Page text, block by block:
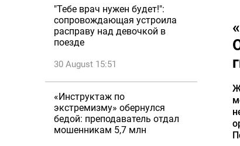
"Тебе врач нужен будет!":
сопровождающая устроила
расправу над девочкой в
поезде
30 August 15:51
«Инструктаж по
экстремизму» обернулся
бедой: преподаватель отдал
мошенникам 5,7 млн